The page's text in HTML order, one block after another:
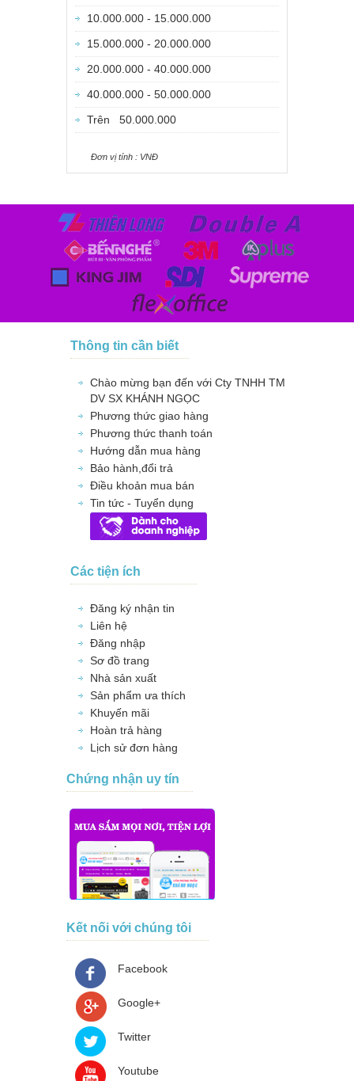
10.000.000 - 15.000.000
15.000.000 - 20.000.000
20.000.000 - 40.000.000
40.000.000 - 50.000.000
Trên 50.000.000
Ðơn vị tính : VNÐ
Thông tin cần biết
Chào mừng bạn đến với Cty TNHH TM
DV SX KHÁNH NGỌC
Phương thức giao hàng
Phương thức thanh toán
Hướng dẫn mua hàng
Bảo hành,đổi trả
Điều khoản mua bán
Tin tức - Tuyển dụng
Các tiện ích
Đăng ký nhận tin
Liên hệ
Đăng nhập
Sơ đồ trang
Nhà sản xuất
Sản phẩm ưa thích
Khuyến mãi
Hoàn trả hàng
Lịch sử đơn hàng
Chứng nhận uy tín
Kết nối với chúng tôi
Facebook
Google+
Twitter
Youtube